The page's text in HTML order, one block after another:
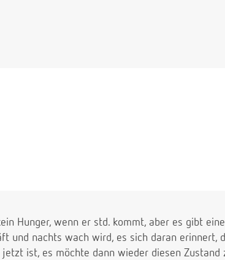
Hunger, wenn er std. kommt, aber es gibt
und nachts wach wird, es sich daran erinnert,
ist, es möchte dann wieder diesen